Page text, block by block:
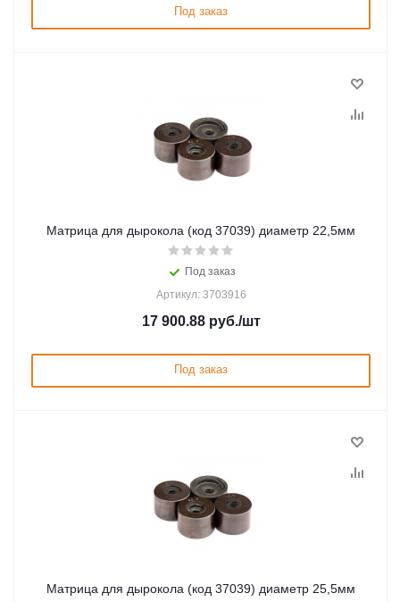
Под заказ
Матрица для дырокола (код 37039) диаметр 22,5мм
Под заказ
Артикул: 3703916
17 900.88руб./шт
Под заказ
Матрица для дырокола (код 37039) диаметр 25,5мм